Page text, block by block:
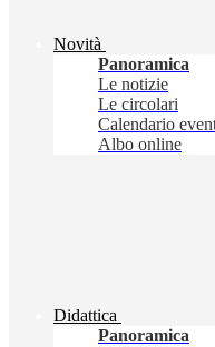
Novità
Panoramica
Le notizie
Le circolari
Calendario
Albo online
Didattica
Panoramica